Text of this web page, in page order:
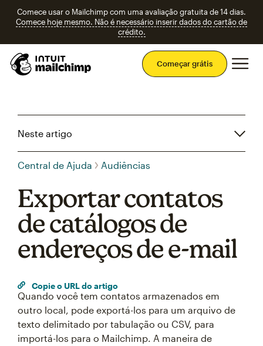
Comece usar o Mailchimp com uma avaliação gratuita de 14 dias.
Comece hoje mesmo. Não é necessário inserir dados do cartão de
crédito.
Começar grátis
Neste artigo
Central de Ajuda Audiências
Exportar contatos
de catálogos de
endereços de e-mail
Copie o URL do artigo
Quando você tem contatos armazenados em
outro local, pode exportá-los para um arquivo de
texto delimitado por tabulação ou CSV, para
importá-los para o Mailchimp. A maneira de